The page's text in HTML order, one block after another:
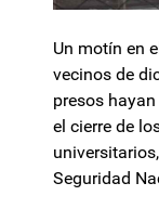
Un motín en
vecinos de
presos
el cierre de
Seguridad